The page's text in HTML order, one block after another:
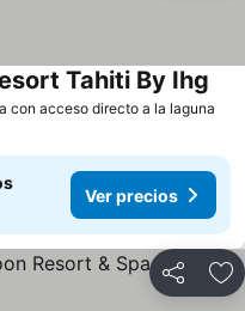
con acceso directo a la laguna
Tahiti By Ihg
Ver precios
Compartir